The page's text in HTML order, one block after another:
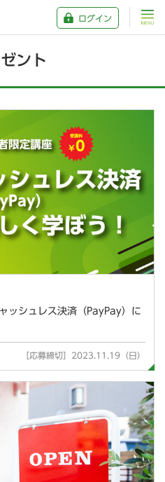
ログイン
ント
ッシュレス決済（PayPay）に
［応募締切］2023.11.19（日）